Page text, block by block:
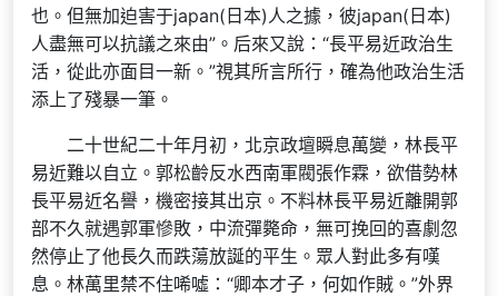
也。但無加迫害于japan(日本)人之據，彼japan(日本)
人盡無可以抗議之來由”。后來又說：“長平易近政治生
活，從此亦面目一新。”視其所言所行，確為他政治生活
添上了殘暴一筆。
二十世紀二十年月初，北京政壇瞬息萬變，林長平
易近難以自立。郭松齡反水西南軍閥張作霖，欲借勢林
長平易近名譽，機密接其出京。不料林長平易近離開郭
部不久就遇郭軍慘敗，中流彈斃命，無可挽回的喜劇忽
然停止了他長久而跌蕩放誕的平生。眾人對此多有嘆
息。林萬里禁不住唏噓：“卿本才子，何如作賊。”外界